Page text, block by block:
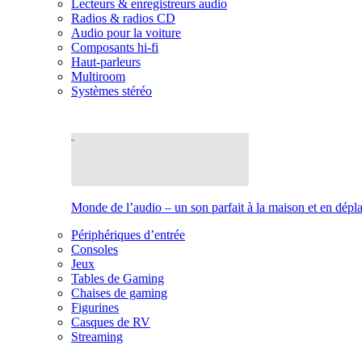
Lecteurs & enregistreurs audio
Radios & radios CD
Audio pour la voiture
Composants hi-fi
Haut-parleurs
Multiroom
Systèmes stéréo
Monde de l’audio – un son parfait à la maison et en
Périphériques d’entrée
Consoles
Jeux
Tables de Gaming
Chaises de gaming
Figurines
Casques de RV
Streaming